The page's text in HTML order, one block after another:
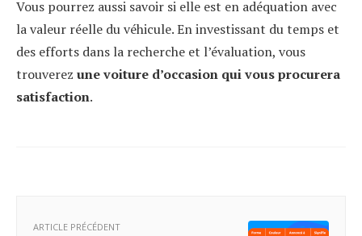
Vous pourrez aussi savoir si elle est en adéquation avec
la valeur réelle du véhicule. En investissant du temps et
des efforts dans la recherche et l’évaluation, vous
trouverez une voiture d’occasion qui vous procurera
satisfaction.
ARTICLE PRÉCÉDENT